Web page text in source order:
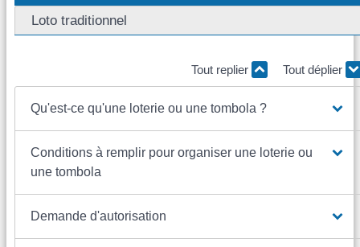
Loto traditionnel
Tout replier Tout déplier
Qu'est-ce qu'une loterie ou une tombola ?
Conditions à remplir pour organiser une loterie ou
une tombola
Demande d'autorisation